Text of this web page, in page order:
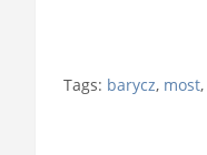
Tags: barycz, most,